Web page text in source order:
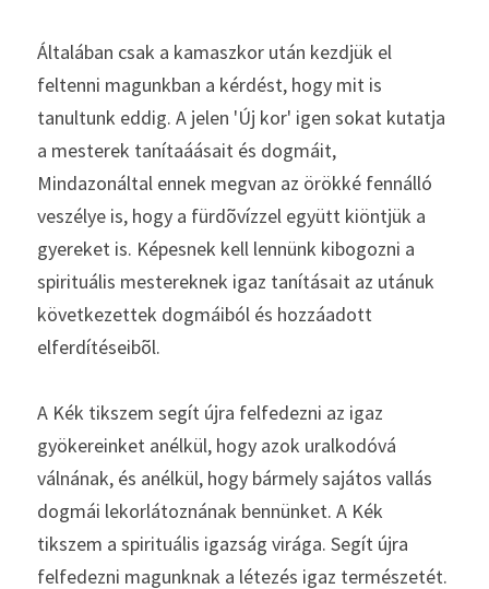
Általában csak a kamaszkor után kezdjük el
feltenni magunkban a kérdést, hogy mit is
tanultunk eddig. A jelen 'Új kor' igen sokat kutatja
a mesterek tanítaáásait és dogmáit,
Mindazonáltal ennek megvan az örökké fennálló
veszélye is, hogy a fürdõvízzel együtt kiöntjük a
gyereket is. Képesnek kell lennünk kibogozni a
spirituális mestereknek igaz tanításait az utánuk
következettek dogmáiból és hozzáadott
elferdítéseibõl.
A Kék tikszem segít újra felfedezni az igaz
gyökereinket anélkül, hogy azok uralkodóvá
válnának, és anélkül, hogy bármely sajátos vallás
dogmái lekorlátoznának bennünket. A Kék
tikszem a spirituális igazság virága. Segít újra
felfedezni magunknak a létezés igaz természetét.